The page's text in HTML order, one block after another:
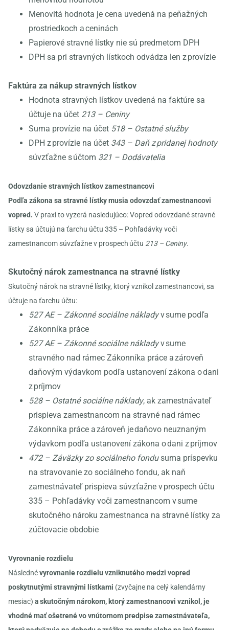
Menovitá hodnota je cena uvedená na peňažných
prostriedkoch a ceninách
Papierové stravné lístky nie sú predmetom DPH
DPH sa pri stravných lístkoch odvádza len z provízie
Faktúra za nákup stravných lístkov
Hodnota stravných lístkov uvedená na faktúre sa
účtuje na účet 213 – Ceniny
Suma provízie na účet 518 – Ostatné služby
DPH z provízie na účet 343 – Daň z pridanej hodnoty
súvzťažne s účtom 321 – Dodávatelia
Odovzdanie stravných lístkov zamestnancovi
Podľa zákona sa stravné lístky musia odovzdať zamestnancovi
vopred. V praxi to vyzerá nasledujúco: Vopred odovzdané stravné
lístky sa účtujú na ťarchu účtu 335 – Pohľadávky voči
zamestnancom súvzťažne v prospech účtu 213 – Ceniny.
Skutočný nárok zamestnanca na stravné lístky
Skutočný nárok na stravné lístky, ktorý vznikol zamestnancovi, sa
účtuje na ťarchu účtu:
527 AE – Zákonné sociálne nákladyv sume podľa
Zákonníka práce
527 AE – Zákonné sociálne nákladyv sume
stravného nad rámec Zákonníka práce a zároveň
daňovým výdavkom podľa ustanovení zákona o dani
z príjmov
528 – Ostatné sociálne náklady, ak zamestnávateľ
prispieva zamestnancom na stravné nad rámec
Zákonníka práce a zároveň je daňovo neuznaným
výdavkom podľa ustanovení zákona o dani z príjmov
472 – Záväzky zo sociálneho fondusuma príspevku
na stravovanie zo sociálneho fondu, ak naň
zamestnávateľ prispieva súvzťažne v prospech účtu
335 – Pohľadávky voči zamestnancom v sume
skutočného nároku zamestnanca na stravné lístky za
zúčtovacie obdobie
Vyrovnanie rozdielu
Následnévyrovnanie rozdielu vzniknutého medzi vopred
poskytnutými stravnými lístkami (zvyčajne na celý kalendárny
mesiac) a skutočným nárokom, ktorý zamestnancovi vznikol, je
vhodné mať ošetrené vo vnútornom predpise zamestnávateľa,